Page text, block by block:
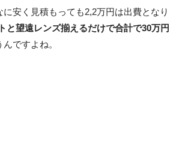
安く見積もっても2,2万円は出費となり
と望遠レンズ揃えるだけで合計で30万円
ですよね。